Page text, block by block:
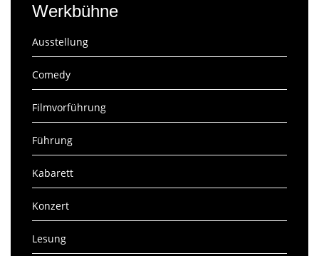
Werkbühne
Ausstellung
Comedy
Filmvorführung
Führung
Kabarett
Konzert
Lesung